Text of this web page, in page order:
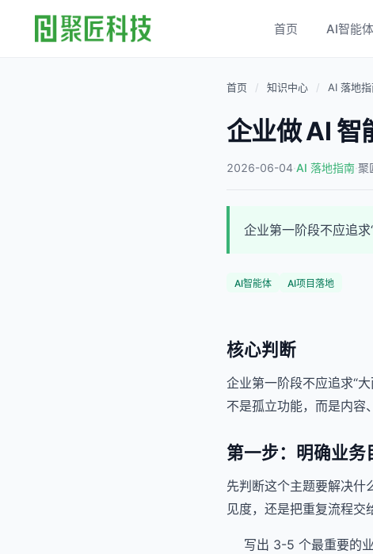
首页 AI智能体
首页 / 知识中心 / AI 落地
企业做 AI 智
2026-06-04·AI 落地指南·聚
企业第一阶段不应追求
AI智能体 AI项目落地
核心判断
企业第一阶段不应追求“
不是孤立功能，而是内容
第一步：明确业务
先判断这个主题要解决什
见度，还是把重复流程交
写出 3-5 个最重要的业